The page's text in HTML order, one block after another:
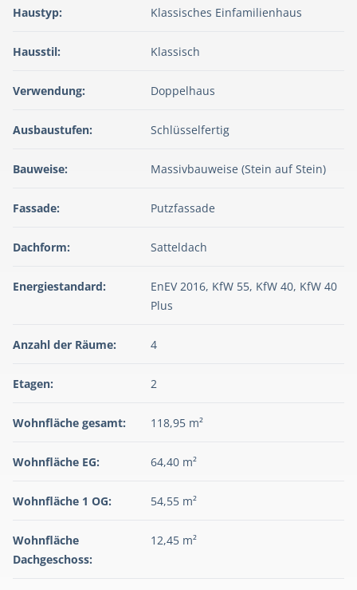
Haustyp: Klassisches Einfamilienhaus
Hausstil: Klassisch
Verwendung: Doppelhaus
Ausbaustufen: Schlüsselfertig
Bauweise: Massivbauweise (Stein auf Stein)
Fassade: Putzfassade
Dachform: Satteldach
Energiestandard:
EnEV 2016, KfW 55, KfW 40, KfW 40
Plus
Anzahl der Räume: 4
Etagen: 2
Wohnfläche gesamt: 118,95 m²
Wohnfläche EG: 64,40 m²
Wohnfläche 1 OG: 54,55 m²
Wohnfläche
Dachgeschoss:
12,45 m²